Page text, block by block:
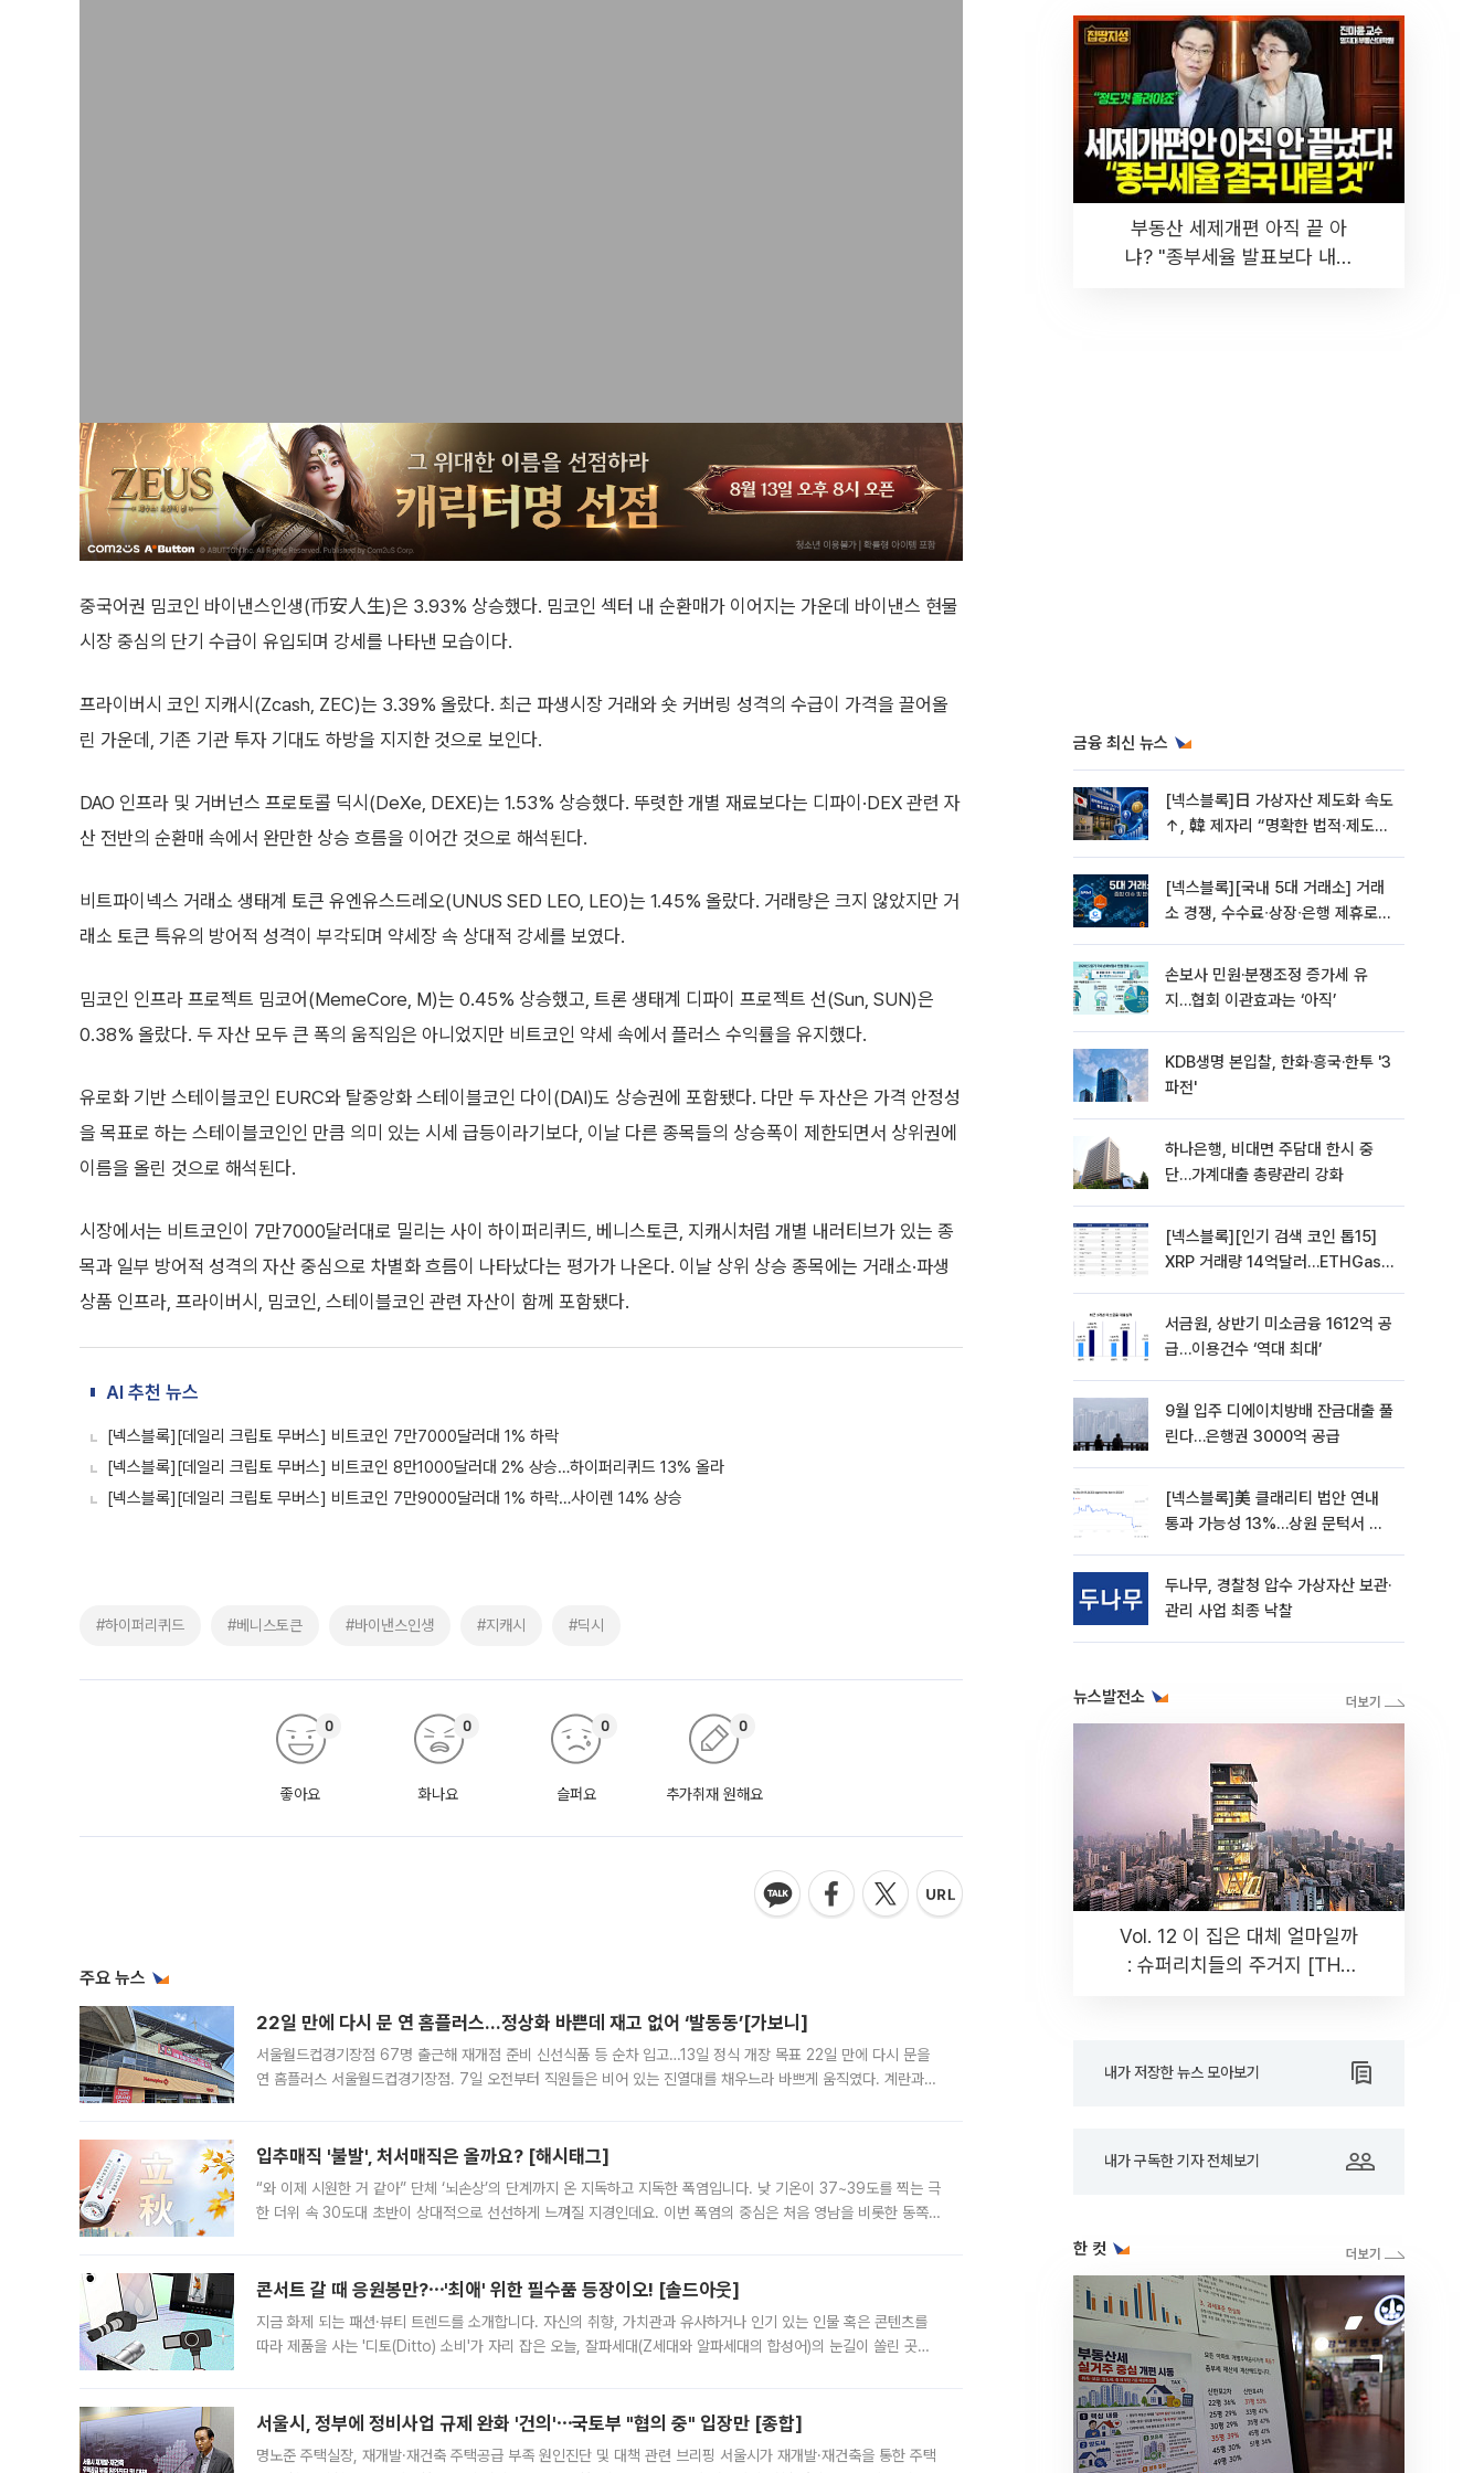
중국어권 밈코인 바이낸스인생(币安人生)은 3.93% 상승했다. 밈코인 섹터 내 순환매가 이어지는 가운데 바이낸스 현물
시장 중심의 단기 수급이 유입되며 강세를 나타낸 모습이다.
프라이버시 코인 지캐시(Zcash, ZEC)는 3.39% 올랐다. 최근 파생시장 거래와 숏 커버링 성격의 수급이 가격을 끌어올
린 가운데, 기존 기관 투자 기대도 하방을 지지한 것으로 보인다.
DAO 인프라 및 거버넌스 프로토콜 딕시(DeXe, DEXE)는 1.53% 상승했다. 뚜렷한 개별 재료보다는 디파이·DEX 관련 자
산 전반의 순환매 속에서 완만한 상승 흐름을 이어간 것으로 해석된다.
비트파이넥스 거래소 생태계 토큰 유엔유스드레오(UNUS SED LEO, LEO)는 1.45% 올랐다. 거래량은 크지 않았지만 거
래소 토큰 특유의 방어적 성격이 부각되며 약세장 속 상대적 강세를 보였다.
밈코인 인프라 프로젝트 밈코어(MemeCore, M)는 0.45% 상승했고, 트론 생태계 디파이 프로젝트 선(Sun, SUN)은
0.38% 올랐다. 두 자산 모두 큰 폭의 움직임은 아니었지만 비트코인 약세 속에서 플러스 수익률을 유지했다.
유로화 기반 스테이블코인 EURC와 탈중앙화 스테이블코인 다이(DAI)도 상승권에 포함됐다. 다만 두 자산은 가격 안정성
을 목표로 하는 스테이블코인인 만큼 의미 있는 시세 급등이라기보다, 이날 다른 종목들의 상승폭이 제한되면서 상위권에
이름을 올린 것으로 해석된다.
시장에서는 비트코인이 7만7000달러대로 밀리는 사이 하이퍼리퀴드, 베니스토큰, 지캐시처럼 개별 내러티브가 있는 종
목과 일부 방어적 성격의 자산 중심으로 차별화 흐름이 나타났다는 평가가 나온다. 이날 상위 상승 종목에는 거래소·파생
상품 인프라, 프라이버시, 밈코인, 스테이블코인 관련 자산이 함께 포함됐다.
AI 추천 뉴스
[넥스블록][데일리 크립토 무버스] 비트코인 7만7000달러대 1% 하락
[넥스블록][데일리 크립토 무버스] 비트코인 8만1000달러대 2% 상승…하이퍼리퀴드 13% 올라
[넥스블록][데일리 크립토 무버스] 비트코인 7만9000달러대 1% 하락…사이렌 14% 상승
#하이퍼리퀴드 #베니스토큰 #바이낸스인생 #지캐시 #딕시
좋아요
0
화나요
0
슬퍼요
0
추가취재 원해요
0
주요 뉴스
22일 만에 다시 문 연 홈플러스…정상화 바쁜데 재고 없어 ‘발동동’[가보니]
서울월드컵경기장점 67명 출근해 재개점 준비 신선식품 등 순차 입고…13일 정식 개장 목표 22일 만에 다시 문을
연 홈플러스 서울월드컵경기장점. 7일 오전부터 직원들은 비어 있는 진열대를 채우느라 바쁘게 움직였다. 계란과
입추매직 '불발', 처서매직은 올까요? [해시태그]
“와 이제 시원한 거 같아” 단체 ‘뇌손상’의 단계까지 온 지독하고 지독한 폭염입니다. 낮 기온이 37~39도를 찍는 극
한 더위 속 30도대 초반이 상대적으로 선선하게 느껴질 지경인데요. 이번 폭염의 중심은 처음 영남을 비롯한 동쪽
콘서트 갈 때 응원봉만?⋯'최애' 위한 필수품 등장이오! [솔드아웃]
지금 화제 되는 패션·뷰티 트렌드를 소개합니다. 자신의 취향, 가치관과 유사하거나 인기 있는 인물 혹은 콘텐츠를
따라 제품을 사는 '디토(Ditto) 소비'가 자리 잡은 오늘, 잘파세대(Z세대와 알파세대의 합성어)의 눈길이 쏠린 곳은
서울시, 정부에 정비사업 규제 완화 '건의'⋯국토부 "협의 중" 입장만 [종합]
명노준 주택실장, 재개발·재건축 주택공급 부족 원인진단 및 대책 관련 브리핑 서울시가 재개발·재건축을 통한 주택
부동산 세제개편 아직 끝 아
냐? "종부세율 발표보다 내릴
금융 최신 뉴스
[넥스블록]日 가상자산 제도화 속도
↑, 韓 제자리 “명확한 법적∙제도적
[넥스블록][국내 5대 거래소] 거래
소 경쟁, 수수료∙상장∙은행 제휴로
손보사 민원·분쟁조정 증가세 유
지…협회 이관효과는 ‘아직’
KDB생명 본입찰, 한화·흥국·한투 '3
파전'
하나은행, 비대면 주담대 한시 중
단…가계대출 총량관리 강화
[넥스블록][인기 검색 코인 톱15]
XRP 거래량 14억달러…ETHGas
서금원, 상반기 미소금융 1612억 공
급…이용건수 ‘역대 최대’
9월 입주 디에이치방배 잔금대출 풀
린다…은행권 3000억 공급
[넥스블록]美 클래리티 법안 연내
통과 가능성 13%…상원 문턱서 제
두나무, 경찰청 압수 가상자산 보관·
관리 사업 최종 낙찰
뉴스발전소
Vol. 12 이 집은 대체 얼마일까
: 슈퍼리치들의 주거지 [THE
내가 저장한 뉴스 모아보기
내가 구독한 기자 전체보기
한 컷